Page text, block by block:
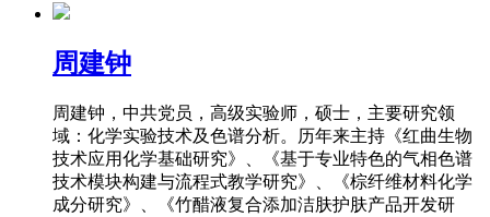
周建钟
周建钟，中共党员，高级实验师，硕士，主要研究领
域：化学实验技术及色谱分析。历年来主持《红曲生物
技术应用化学基础研究》、《基于专业特色的气相色谱
技术模块构建与流程式教学研究》、《棕纤维材料化学
成分研究》、《竹醋液复合添加洁肤护肤产品开发研